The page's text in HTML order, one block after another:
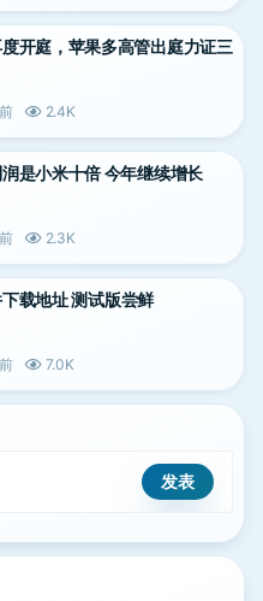
度开庭，苹果多高管出庭力证三
2.4K
是小米十倍 今年继续增长
2.3K
载地址 测试版尝鲜
7.0K